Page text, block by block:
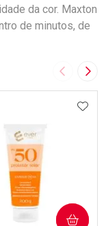
da cor. Maxton
de minutos, de
Imagem
FAVORITOS
COMPRAR